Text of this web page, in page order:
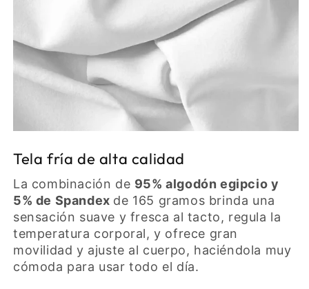
Tela fría de alta calidad
La combinación de 95% algodón egipcio y
5% de Spandex de 165 gramos brinda una
sensación suave y fresca al tacto, regula la
temperatura corporal, y ofrece gran
movilidad y ajuste al cuerpo, haciéndola muy
cómoda para usar todo el día.